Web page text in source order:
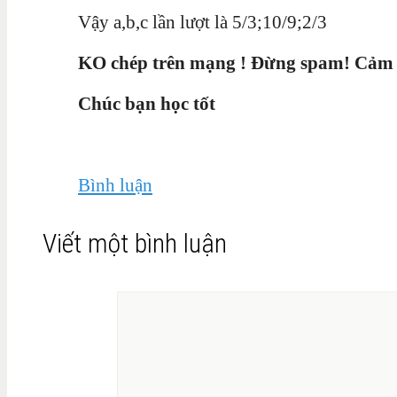
Vậy a,b,c lần lượt là 5/3;10/9;2/3
KO chép trên mạng ! Đừng spam!
Chúc bạn học tốt
Bình luận
Viết một bình luận